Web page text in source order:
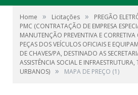
Home » Licitações »
PREGÃO
PMC (CONTRATAÇÃO DE EMPRESA
MANUTENÇÃO PREVENTIVA E
PEÇAS DOS VEÍCULOS OFICIAIS E
DE CHAVES/PA, DESTINADO AS
ASSISTÊNCIA SOCIAL E INFRAESTRUTURA,
URBANOS) » MAPA DE PREÇO (1)